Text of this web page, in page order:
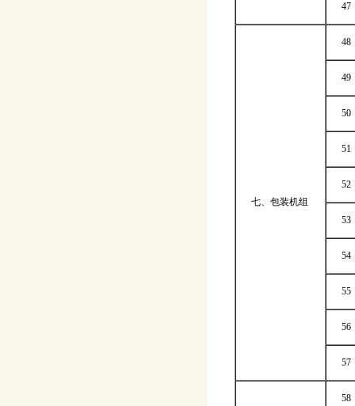
47
七、包装机组
48
49
50
51
52
53
54
55
56
57
58